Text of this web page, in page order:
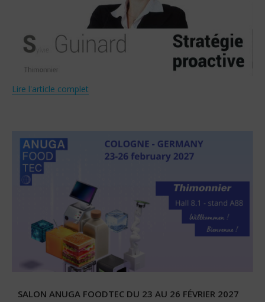
Lire l'article complet
SALON ANUGA FOODTEC DU 23 AU 26 FÉVRIER 2027